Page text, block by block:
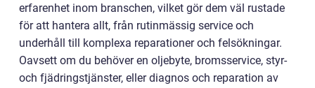
erfarenhet inom branschen, vilket gör dem väl rustade
för att hantera allt, från rutinmässig service och
underhåll till komplexa reparationer och felsökningar.
Oavsett om du behöver en oljebyte, bromsservice, styr-
och fjädringstjänster, eller diagnos och reparation av